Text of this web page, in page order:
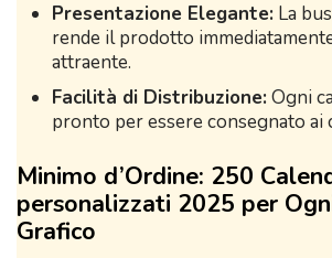
Presentazione Elegante: La
rende il prodotto
attraente.
Facilità di Distribuzione: Ogni
pronto per essere consegnato ai
Minimo d’Ordine: 250
personalizzati 2025 per
Grafico